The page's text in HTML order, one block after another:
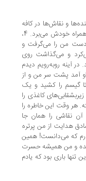
در کافه
فردوسی قرار داشت. گاهی اوقات هم من را همراه خودش می‌برد. 4،
من را می‌گرفت و
می‌گذاشت روی
روبه‌رویم دیدم
پشت سر من و از
را کشید و یک
کاغذی را
این خاطره را
را همان جا
از من پرتره
همین
همیشه حسرت
بود که یادم